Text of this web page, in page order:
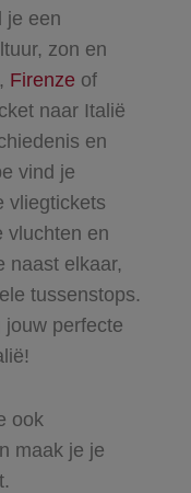
je een
zon en
, Firenze of
naar Italië
en
vind je
vliegtickets
vluchten en
naast elkaar,
tussenstops.
perfecte
ook
maak je je